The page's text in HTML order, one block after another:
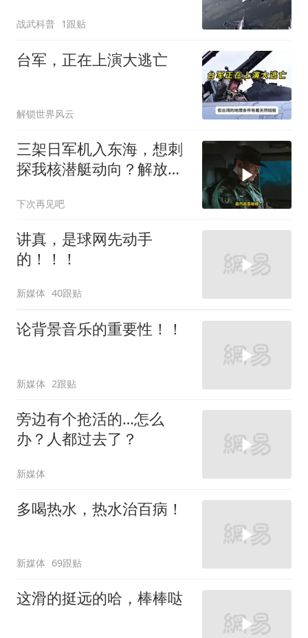
战武科普 1跟贴
台军，正在上演大逃亡
解锁世界风云
三架日军机入东海，想刺
探我核潜艇动向？解放军
下次再见吧
讲真，是球网先动手
的！！！
新媒体 40跟贴
论背景音乐的重要性！！
新媒体 2跟贴
旁边有个抢活的…怎么
办？人都过去了？
新媒体
多喝热水，热水治百病！
新媒体 69跟贴
这滑的挺远的哈，棒棒哒